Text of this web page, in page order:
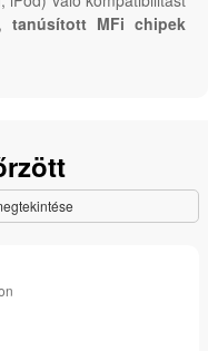
tanúsított MFi chipek